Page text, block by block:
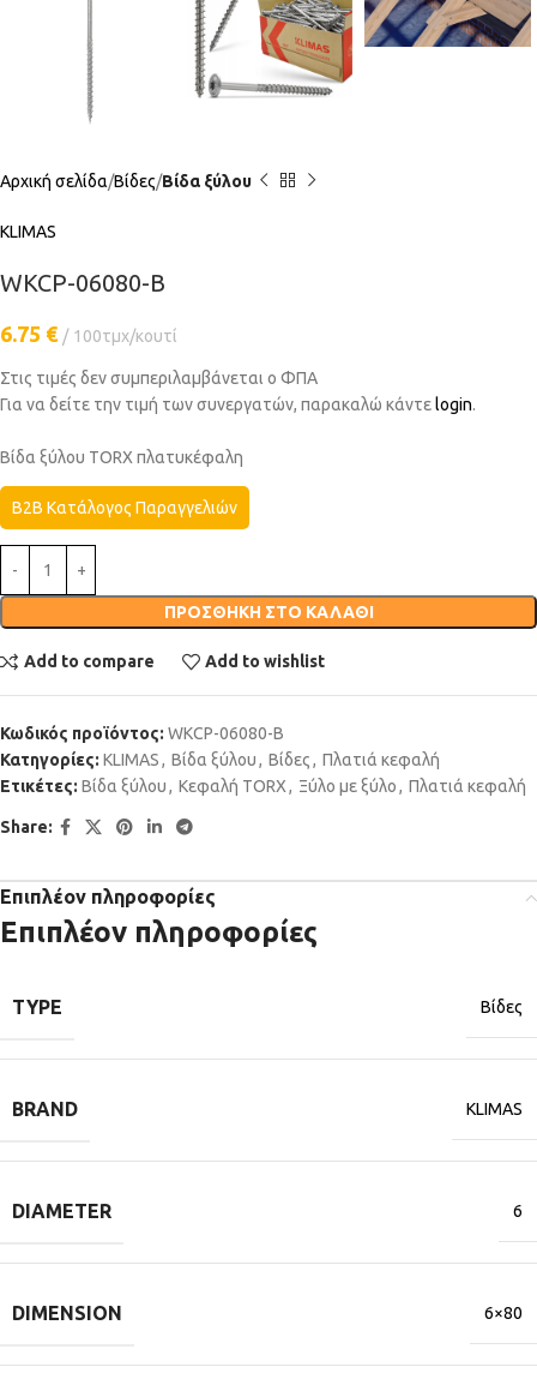
Αρχική σελίδα Βίδες Βίδα ξύλου
KLIMAS
WKCP-06080-B
6.75 € 100τμχ/κουτί
Στις τιμές δεν συμπεριλαμβάνεται ο ΦΠΑ
Για να δείτε την τιμή των συνεργατών, παρακαλώ κάντεlogin.
Βίδα ξύλου TORX πλατυκέφαλη
B2B Κατάλογος Παραγγελιών
ΠΡΟΣΘΉΚΗ ΣΤΟ ΚΑΛΆΘΙ
Add to compare Add to wishlist
Κωδικός προϊόντος: WKCP-06080-B
Κατηγορίες: KLIMAS, Βίδα ξύλου, Βίδες, Πλατιά κεφαλή
Ετικέτες: Βίδα ξύλου, Κεφαλή TORX, Ξύλο με ξύλο, Πλατιά κεφαλή
Share:
Επιπλέον πληροφορίες
Επιπλέον πληροφορίες
TYPE Βίδες
BRAND KLIMAS
DIAMETER 6
DIMENSION 6×80